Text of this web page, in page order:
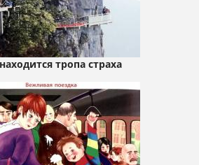
тропа страха